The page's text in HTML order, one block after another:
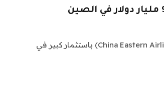
من المقرر أن تقوم شركة طيران شرق الصين (China Eastern Airlines) باستثمار كبير في